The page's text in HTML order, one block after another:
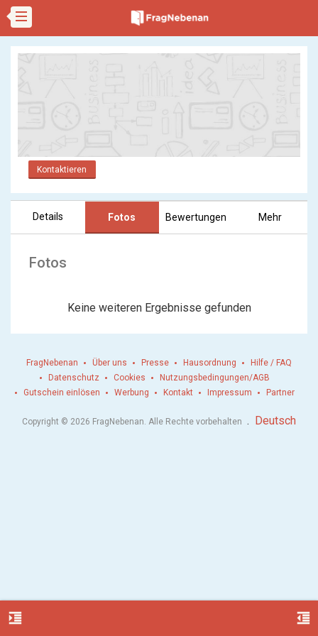
Kontaktieren
Details Fotos Bewertungen Mehr
Fotos
Keine weiteren Ergebnisse gefunden
format_indent_increase format_indent_decrease
FragNebenan Über uns Presse Hausordnung
Hilfe / FAQ
Datenschutz
Cookies
Nutzungsbedingungen/AGB
Gutschein einlösen
Werbung Kontakt Impressum Partner
Copyright © 2026 FragNebenan. Alle Rechte vorbehalten . Deutsch